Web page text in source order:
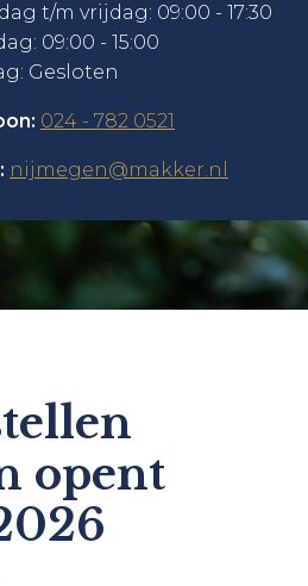
t/m vrijdag: 09:00 - 17:30
09:00 - 15:00
Gesloten
024 - 782 0521
nijmegen@makker.nl
opent